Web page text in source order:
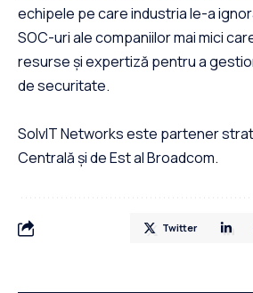
echipele pe care industria le-a
SOC-uri ale companiilor mai mici
resurse și expertiză pentru a
de securitate.
SolvIT Networks este partener
Centrală și de Est al Broadcom.
Twitter